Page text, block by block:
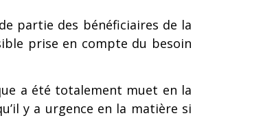
partie des bénéficiaires de la
prise en compte du besoin
a été totalement muet en la
y a urgence en la matière si